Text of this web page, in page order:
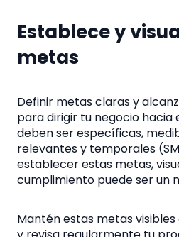
Establece y
metas
Definir metas claras y
para dirigir tu negocio hacia
deben ser específicas,
relevantes y temporales
establecer estas metas,
cumplimiento puede ser un
Mantén estas metas